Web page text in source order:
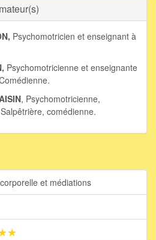
Psychomotricien et enseignant à
Psychomotricienne et enseignante
, Psychomotricienne,
comédienne.
et médiations